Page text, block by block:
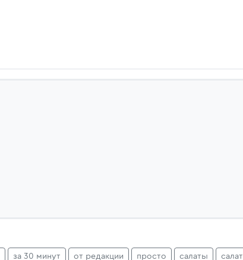
за 30 минут от редакции просто салаты